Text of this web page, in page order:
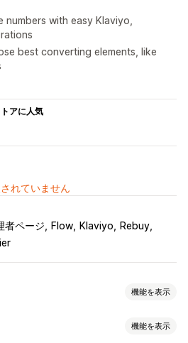
numbers with easy Klaviyo,
best converting elements, like
アに人気
れていません
者ページ Flow Klaviyo
Rebuy
機能を表示
機能を表示